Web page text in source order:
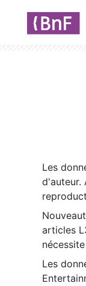
Les
d'auteur.
articles
Les